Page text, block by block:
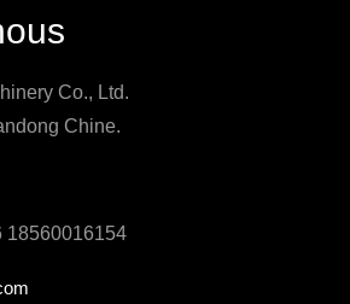
Co., Ltd.
Chine.
18560016154